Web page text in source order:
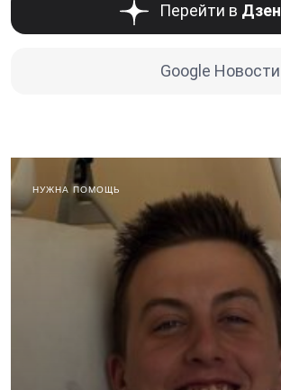
Перейти в Дзен
Google Новости
НУЖНА ПОМОЩЬ